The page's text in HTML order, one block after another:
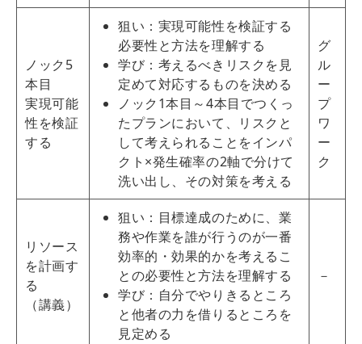
ノック5
本目
実現可能
性を検証
する
狙い：実現可能性を検証する
必要性と方法を理解する
学び：考えるべきリスクを見
定めて対応するものを決める
ノック1本目～4本目でつくっ
たプランにおいて、リスクと
して考えられることをインパ
クト×発生確率の2軸で分けて
洗い出し、その対策を考える
グ
ル
ー
プ
ワ
ー
ク
リソース
を計画す
る
（講義）
狙い：目標達成のために、業
務や作業を誰が行うのが一番
効率的・効果的かを考えるこ
との必要性と方法を理解する
学び：自分でやりきるところ
と他者の力を借りるところを
見定める
－